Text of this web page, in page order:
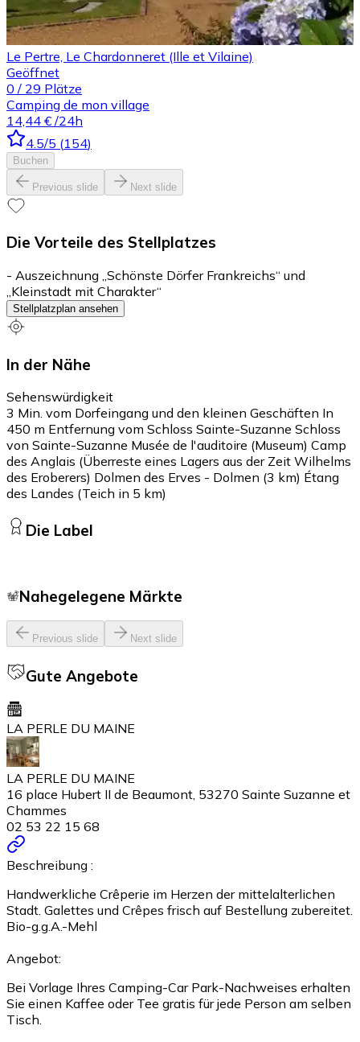
Le Pertre, Le Chardonneret (Ille et Vilaine)
Geöffnet
0 / 29 Plätze
Camping de mon village
14,44 € /24h
4.5/5 (154)
Buchen
Previous slide Next slide
Die Vorteile des Stellplatzes
- Auszeichnung „Schönste Dörfer Frankreichs“ und
„Kleinstadt mit Charakter“
Stellplatzplan ansehen
In der Nähe
Sehenswürdigkeit
3 Min. vom Dorfeingang und den kleinen Geschäften In
450 m Entfernung vom Schloss Sainte-Suzanne Schloss
von Sainte-Suzanne Musée de l'auditoire (Museum) Camp
des Anglais (Überreste eines Lagers aus der Zeit Wilhelms
des Eroberers) Dolmen des Erves - Dolmen (3 km) Étang
des Landes (Teich in 5 km)
Die Label
Nahegelegene Märkte
Previous slide Next slide
Gute Angebote
LA PERLE DU MAINE
LA PERLE DU MAINE
16 place Hubert II de Beaumont, 53270 Sainte Suzanne et
Chammes
02 53 22 15 68
Beschreibung :
Handwerkliche Crêperie im Herzen der mittelalterlichen
Stadt. Galettes und Crêpes frisch auf Bestellung zubereitet.
Bio-g.g.A.-Mehl
Angebot:
Bei Vorlage Ihres Camping-Car Park-Nachweises erhalten
Sie einen Kaffee oder Tee gratis für jede Person am selben
Tisch.